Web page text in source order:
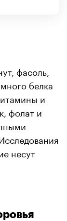
фасоль,
белка
и
фолат и
несут